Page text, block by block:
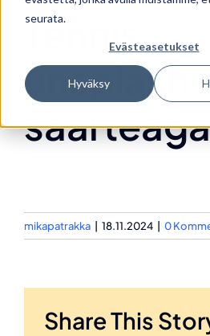
seurata.
Evästeasetukset
Hyväksy
Tennis-
unsplash-
saarteaga
mikapatrakka 18.11.2024 0
Share This